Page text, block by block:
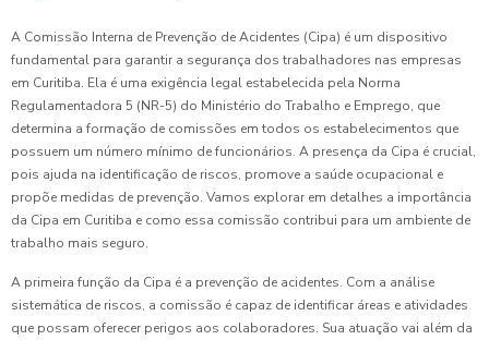
A Comissão Interna de Prevenção de Acidentes (Cipa) é um dispositivo
fundamental para garantir a segurança dos trabalhadores nas empresas
em Curitiba. Ela é uma exigência legal estabelecida pela Norma
Regulamentadora 5 (NR-5) do Ministério do Trabalho e Emprego, que
determina a formação de comissões em todos os estabelecimentos que
possuem um número mínimo de funcionários. A presença da Cipa é crucial,
pois ajuda na identificação de riscos, promove a saúde ocupacional e
propõe medidas de prevenção. Vamos explorar em detalhes a importância
da Cipa em Curitiba e como essa comissão contribui para um ambiente de
trabalho mais seguro.
A primeira função da Cipa é a prevenção de acidentes. Com a análise
sistemática de riscos, a comissão é capaz de identificar áreas e atividades
que possam oferecer perigos aos colaboradores. Sua atuação vai além da